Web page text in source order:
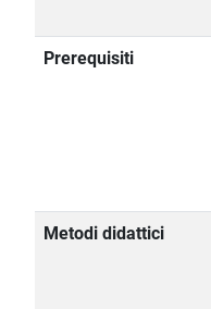
Prerequisiti
Metodi didattici